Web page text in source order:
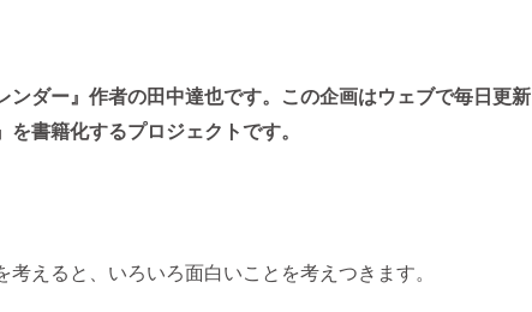
ンダー』作者の田中達也です。この企画はウェブで毎日更新
書籍化するプロジェクトです。
えると、いろいろ面白いことを考えつきます。